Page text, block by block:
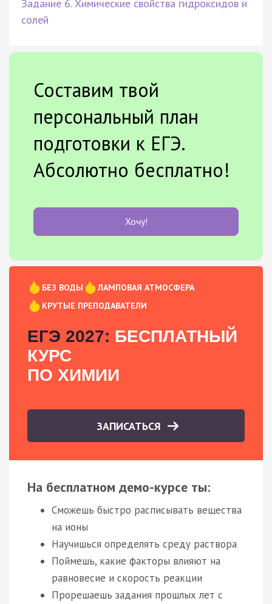
Задание 6. Химические свойства гидроксидов и
солей
Составим твой
персональный план
подготовки к ЕГЭ.
Абсолютно бесплатно!
Хочу!
БЕЗ ВОДЫ
ЛАМПОВАЯ АТМОСФЕРА
КРУТЫЕ ПРЕПОДАВАТЕЛИ
ЕГЭ 2027: БЕСПЛАТНЫЙ
КУРС
ПО ХИМИИ
ЗАПИСАТЬСЯ
На бесплатном демо-курсе ты:
Сможешь быстро расписывать вещества
на ионы
Научишься определять среду раствора
Поймешь, какие факторы влияют на
равновесие и скорость реакции
Прорешаешь задания прошлых лет с